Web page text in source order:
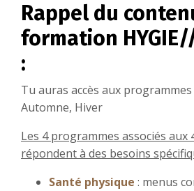
Rappel du
formation HYGIE//
:
Tu auras accès aux
Automne, Hiver
Les 4 programmes associés aux
répondent à des besoins
Santé physique : menus